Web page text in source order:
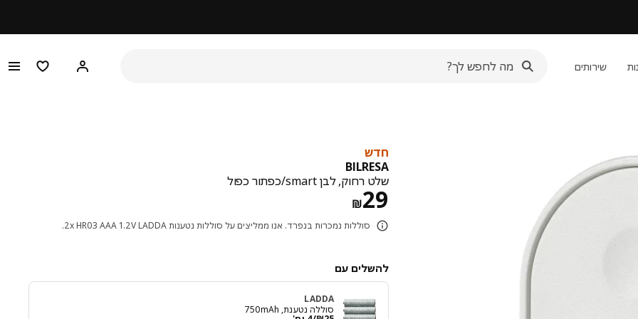
שירותים היי! התחברו או
מוצרים
חדש
BILRESA
שלט רחוק, לבן smart/כפתור כפול
₪29 מחיר ₪ 29
סוללות נמכרות בנפרד. אנו ממליצים על סוללות נטענות 2x HR03 AAA 1.2V LADDA.
להשלים עם
LADDA
סוללה נטענת, ‎750mAh‏